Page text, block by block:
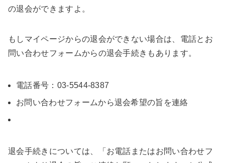
の退会ができますよ。
もしマイページからの退会ができない場合は、電話とお
問い合わせフォームからの退会手続きもあります。
電話番号：03-5544-8387
お問い合わせフォームから退会希望の旨を連絡
退会手続きについては、「お電話またはお問い合わせフ